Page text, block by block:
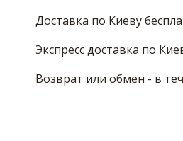
Доставка по Киеву
Экспресс доставка по
Возврат или обмен - в